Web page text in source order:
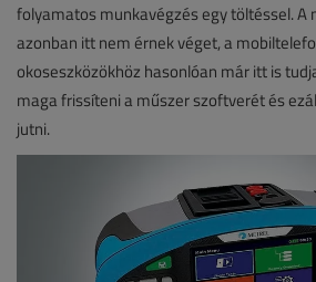
folyamatos munkavégzés egy töltéssel. A
azonban itt nem érnek véget, a
okoseszközökhöz hasonlóan már itt is
maga frissíteni a műszer szoftverét és
jutni.